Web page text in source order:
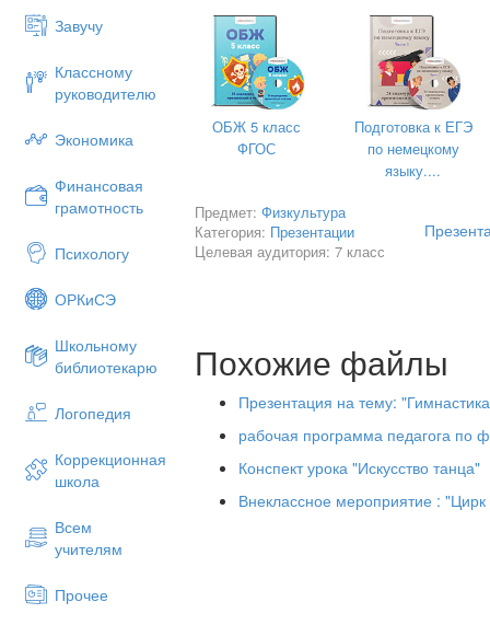
Завучу
Классному
руководителю
Экономика
Финансовая
грамотность
Психологу
ОРКиСЭ
Школьному
библиотекарю
Логопедия
Коррекционная
школа
Всем
учителям
Прочее
ТЕХНИКА ВЫПОЛНЕНИЯ КУВЫРКА
Из упора присев, подать плечи
руки
руки после отталкивания
перейти в упор присев.
ОБЖ 5 класс
ФГОС
Подготовка к ЕГЭ
по немецкому
языку....
Предмет:Физкультура
Категория: Презентации
Целевая аудитория: 7 класс
Похожие файлы
Презентация на тему:
рабочая программа педагога по
Конспект урока "Искусство танца"
Внеклассное мероприятие :